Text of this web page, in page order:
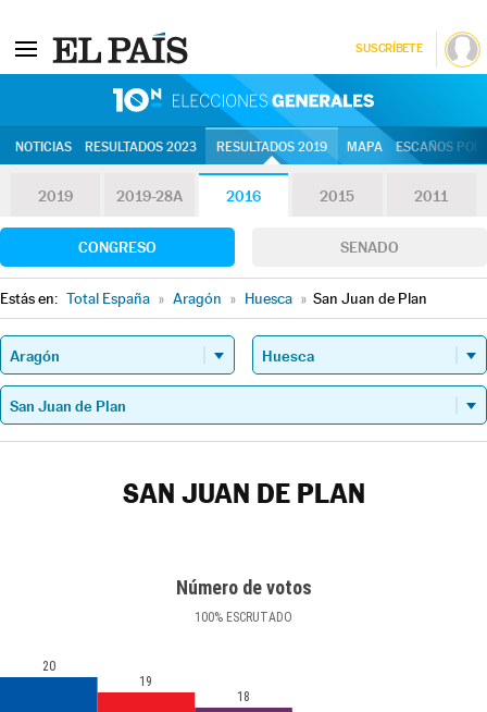
SUSCRÍBETE
NOTICIAS RESULTADOS 2023 RESULTADOS 2019 MAPA ESCAÑOS
2019 2019-28A 2016 2015 2011
CONGRESO SENADO
Estás en: Total España » Aragón » Huesca » San Juan de Plan
SAN JUAN DE PLAN
Número de votos
100% ESCRUTADO
20
19
18